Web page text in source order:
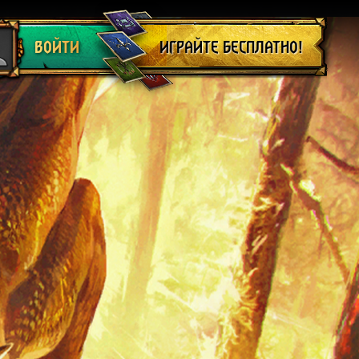
ВОЙТИ
Выйти
ИГРАЙТЕ БЕСПЛАТНО!